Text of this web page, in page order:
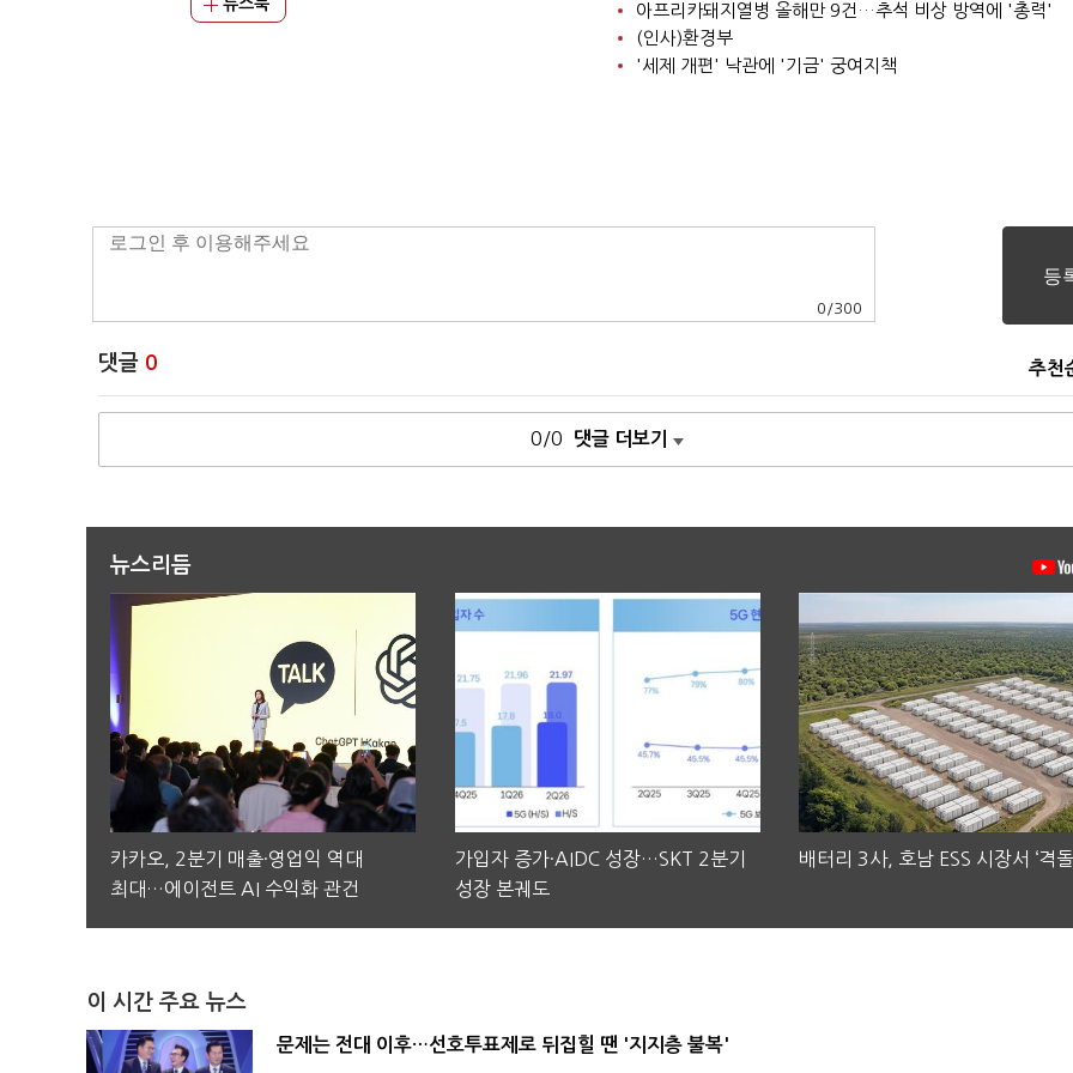
뉴스북
아프리카돼지열병 올해만 9건…추석 비상 방역에 '총력'
(인사)환경부
'세제 개편' 낙관에 '기금' 궁여지책
0 /300
댓글 0 추천
0/0 댓글 더보기
뉴스리듬
카카오, 2분기 매출·영업익 역대
최대…에이전트 AI 수익화 관건
가입자 증가·AIDC 성장…SKT 2분기
성장 본궤도
배터리 3사, 호남 ESS 시장서 ‘격돌
이 시간 주요 뉴스
문제는 전대 이후…선호투표제로 뒤집힐 땐 '지지층 불복'